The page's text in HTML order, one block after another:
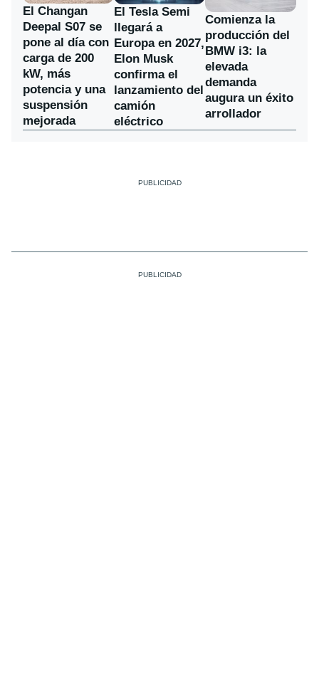
El Changan
Deepal S07 se
pone al día con
carga de 200
kW, más
potencia y una
suspensión
mejorada
El Tesla Semi
llegará a
Europa en 2027,
Elon Musk
confirma el
lanzamiento del
camión
eléctrico
Comienza la
producción del
BMW i3: la
elevada
demanda
augura un éxito
arrollador